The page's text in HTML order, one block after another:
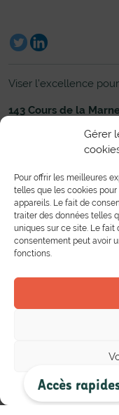
Gérer
Pour offrir les meilleures
telles que les cookies
appareils. Le fait de
traiter des données telles
uniques sur ce site. Le fait
consentement peut avoir
fonctions.
Accès
Viser l’excellence
143 Cours de la
Établissement
Liens utiles
Nous contacter
Partenariat
Mobilité européenne
Bourse de l’emploi
Entreprises
Vie au lycée
Le Centre de
Instances et Associations